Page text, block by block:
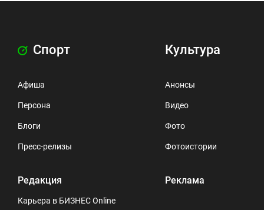
Спорт
Афиша
Персона
Блоги
Пресс-релизы
Редакция
Карьера в БИЗНЕС Online
Культура
Анонсы
Видео
Фото
Фотоистории
Реклама